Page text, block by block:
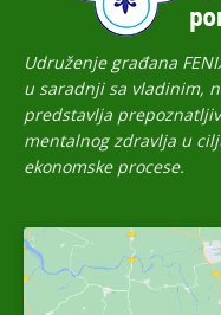
Udruženje građana
u saradnji sa vladinim,
predstavlja
mentalnog zdravlja u
ekonomske procese.